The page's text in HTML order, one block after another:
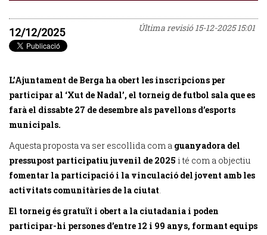
Última revisió15-12-2025 15:01
12/12/2025
L’Ajuntament de Berga ha obert les inscripcions per
participar al ‘Xut de Nadal’, el torneig de futbol sala que es
farà el dissabte 27 de desembre als pavellons d’esports
municipals.
Aquesta proposta va ser escollida com a guanyadora del
pressupost participatiu juvenil de 2025 i té com a objectiu
fomentar la participació i la vinculació del jovent amb les
activitats comunitàries de la ciutat.
El torneig és gratuït i obert a la ciutadania i poden
participar-hi persones d’entre 12 i 99 anys, formant equips